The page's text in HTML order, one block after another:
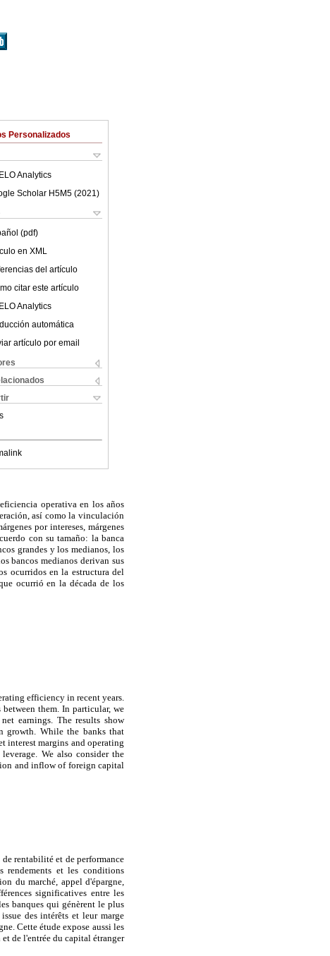
Personalizados
Analytics
Scholar H5M5 (2021 )
(pdf)
en XML
del artículo
citar este artículo
Analytics
automática
artículo por email
operativa en los años
así como la vinculación
por intereses, márgenes
con su tamaño: la banca
grandes y los medianos, los
bancos medianos derivan sus
ocurridos en la estructura del
ocurrió en la década de los
efficiency in recent years.
them. In particular, we
earnings. The results show
growth. While the banks that
interest margins and operating
We also consider the
and inflow of foreign capital
rentabilité et de performance
rendements et les conditions
du marché, appel d'épargne,
significatives entre les
banques qui génèrent le plus
des intérêts et leur marge
Cette étude expose aussi les
de l'entrée du capital étranger